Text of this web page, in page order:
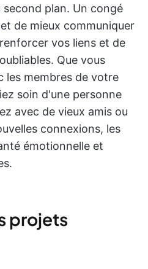
second plan. Un congé
de mieux communiquer
vos liens et de
Que vous
les membres de votre
soin d'une personne
avec de vieux amis ou
connexions, les
émotionnelle et
projets